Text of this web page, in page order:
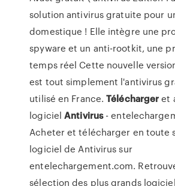
solution antivirus gratuite pour
domestique ! Elle intègre une
spyware et un anti-rootkit, une
temps réel Cette nouvelle
est tout simplement l'antivirus
utilisé en France.Téléchargeret
logicielAntivirus-
Acheter et télécharger en toute
logiciel de Antivirus sur
entelechargement.com.
sélection des plus grands